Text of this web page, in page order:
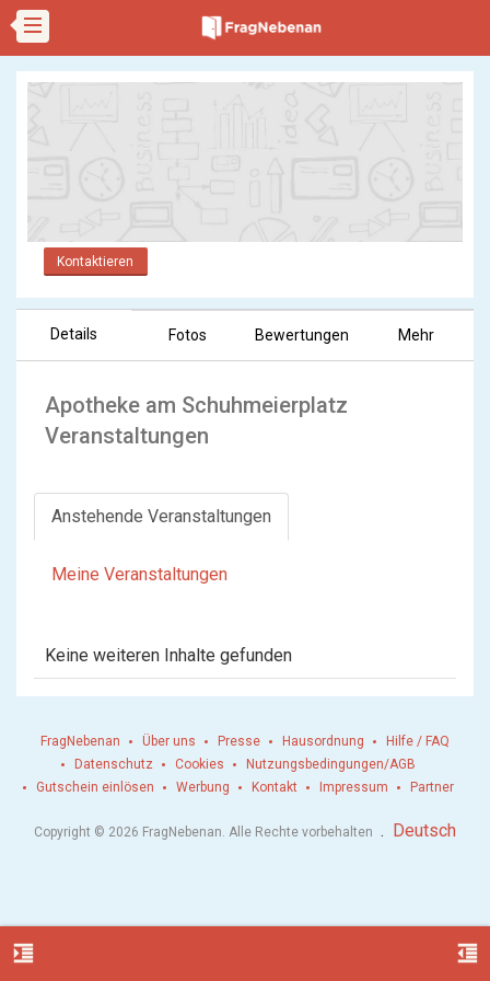
Kontaktieren
Details Fotos Bewertungen Mehr
Apotheke am Schuhmeierplatz
Veranstaltungen
Anstehende Veranstaltungen
Meine Veranstaltungen
Keine weiteren Inhalte gefunden
format_indent_increase format_indent_decrease
FragNebenan Über uns Presse Hausordnung
Hilfe / FAQ
Datenschutz
Cookies
Nutzungsbedingungen/AGB
Gutschein einlösen
Werbung Kontakt Impressum Partner
Copyright © 2026 FragNebenan. Alle Rechte vorbehalten . Deutsch